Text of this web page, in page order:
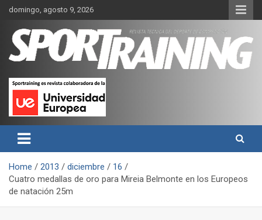
Skip
content
domingo, agosto 9, 2026
Revista técnica del deporte
Sport Training
rendimiento, nutrición y entrenamiento.
Home 2013 diciembre
16
Cuatro medallas de oro para Mireia Belmonte en los Europeos
de natación 25m